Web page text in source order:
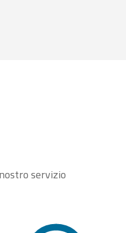
servizio